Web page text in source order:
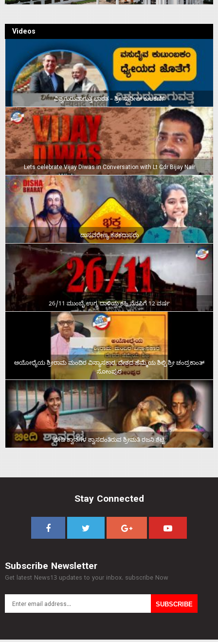
Videos
ವಿಶ್ವಗುರುವಾಗುತ್ತ ಭಾರತ – ಶ್ರೀ ಸುನೀಲ್‌ ಕುಲಕರ್ಣಿ
Lets celebrate Vijay Diwas in Conversation with Lt Cdr Bijay Nair
ದಾಸವರೇಣ್ಯ ಕನಕದಾಸರು
26/11 ಮುಂಬೈ ಉಗ್ರ ದಾಳಿಯ ಕಹಿ ನೆನಪಿಗೆ 12 ವರ್ಷ
ಅಯೋಧ್ಯೆಯ ಶ್ರೀರಾಮ ಮಂದಿರ ವಿನ್ಯಾಸಕಾರ, ದೇಶದ ಹೆಮ್ಮೆಯ ಶಿಲ್ಪಿ ಶ್ರೀ ಚಂದ್ರಕಾಂತ್‌
ಸೋಂಪುರ
ಬೀದಿ ಶ್ವಾನಗಳ ಶ್ವಾಸದಂತಿರುವ ಶ್ರೀಮತಿ ರಜನಿ ಶೆಟ್ಟಿ
Stay Connected
Subscribe Newsletter
Get latest News13 updates to your inbox. subscribe Now